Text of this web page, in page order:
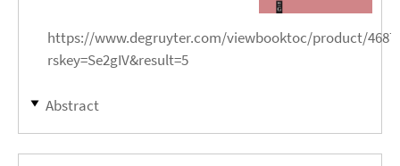
https://www.degruyter.com/viewbooktoc/product/
rskey=Se2gIV&result=5
Abstract